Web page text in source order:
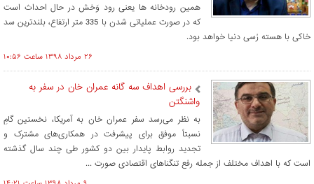
همین رودخانه ها یعنی رود وَخش در حال احداث است
که در صورت عملیاتی شدن با 335 متر ارتفاع، بلندترین سد
خاکی با هسته رُسی دنیا خواهد بود.
۲۶ مرداد ۱۳۹۸ ساعت ۱۰:۵۶
بررسی اهداف سه گانه عمران خان در سفر به
واشنگتن
به نظر می‌رسد سفر عمران خان به آمریکا، نخستین گامِ
نسبتاً موفق برای پیشرفت در همکاری‌های مشترک و
تجدید روابط پایدار بین دو کشور طی چند سال گذشته
است که با اهداف مختلف از جمله رفع تنگناهای اقتصادی صورت ...